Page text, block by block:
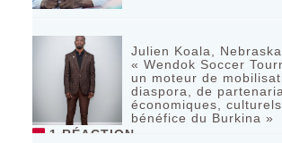
Julien Koala,
« Wendok Soccer
un moteur de
diaspora, de
économiques,
bénéfice du Burkina »
1 RÉACTION